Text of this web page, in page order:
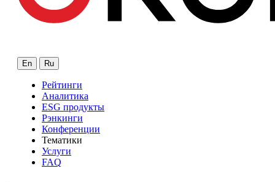
En Ru
Рейтинги
Аналитика
ESG продукты
Рэнкинги
Конференции
Тематики
Услуги
FAQ